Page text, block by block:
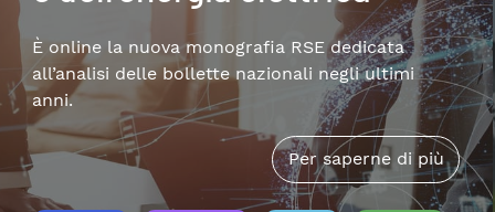
È online la nuova monografia RSE dedicata
all’analisi delle bollette nazionali negli ultimi
anni.
Per saperne di più